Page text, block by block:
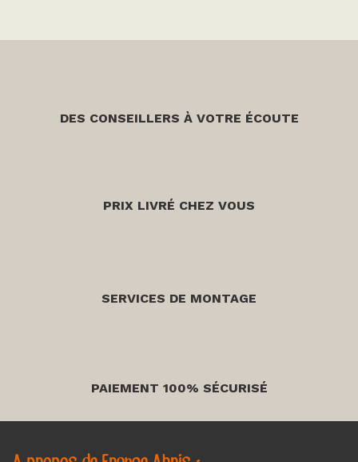
DES CONSEILLERS À VOTRE ÉCOUTE
PRIX LIVRÉ CHEZ VOUS
SERVICES DE MONTAGE
PAIEMENT 100% SÉCURISÉ